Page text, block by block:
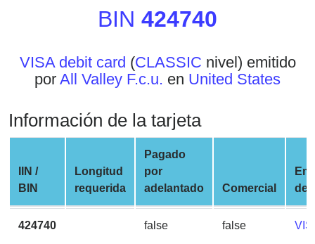
API
BIN
v2
BIN
CC
Generator
from
BIN 424740
VISA debit card (CLASSIC nivel) emitido
por All Valley F.c.u. en United States
Información de la tarjeta
IIN /
BIN
Longitud
requerida
Pagado
por
adelantado
Comercial
de
424740 false false